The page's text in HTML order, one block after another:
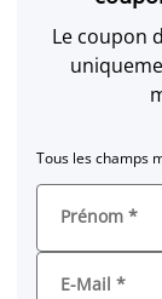
Le coupon
Tous les champs
Prénom *
E-Mail *